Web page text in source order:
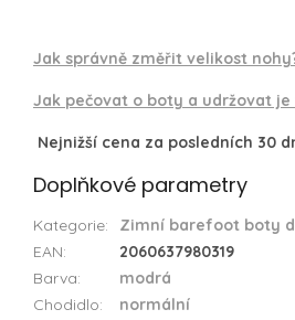
Jak správně změřit velikost
Jak pečovat o boty a udržovat je
Nejnižší cena za posledních 30
Doplňkové parametry
Kategorie:
Zimní barefoot boty
EAN:
2060637980319
Barva:
modrá
Chodidlo:
normální